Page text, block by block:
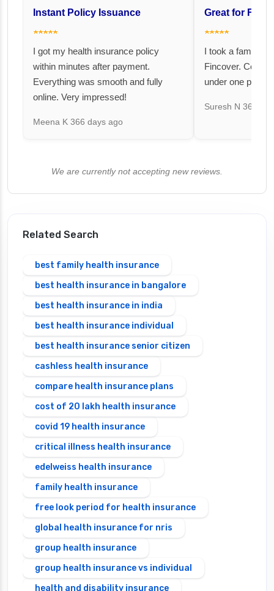
Instant Policy Issuance
★★★★★
I got my health insurance policy
within minutes after payment.
Everything was smooth and fully
online. Very impressed!
Meena K 366 days ago
Great for
★★★★★
I took a family
Fincover.
under one
Suresh N 367
We are currently not accepting new reviews.
Related Search
best family health insurance
best health insurance in bangalore
best health insurance in india
best health insurance individual
best health insurance senior citizen
cashless health insurance
compare health insurance plans
cost of 20 lakh health insurance
covid 19 health insurance
critical illness health insurance
edelweiss health insurance
family health insurance
free look period for health insurance
global health insurance for nris
group health insurance
group health insurance vs individual
health and disability insurance